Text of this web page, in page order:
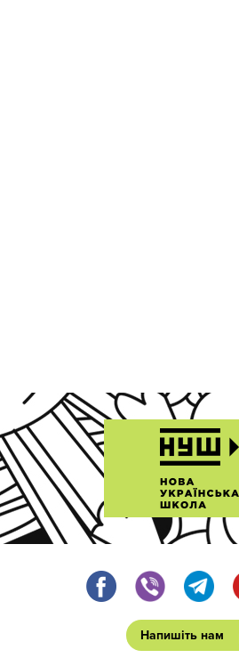
Напишіть нам